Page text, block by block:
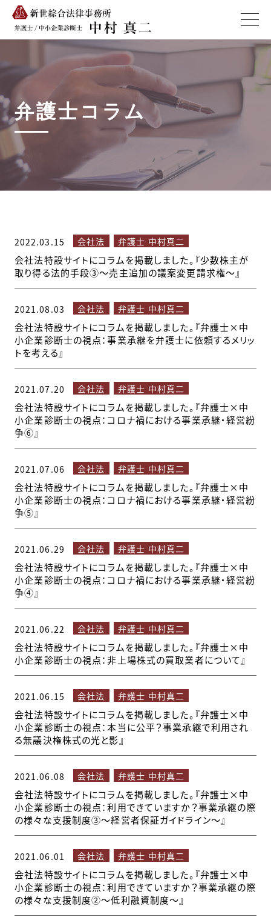
弁護士コラム
2022.03.15 会社法 弁護士 中村真二
会社法特設サイトにコラムを掲載しました。『少数株主が
取り得る法的手段③～売主追加の議案変更請求権～』
2021.08.03 会社法 弁護士 中村真二
会社法特設サイトにコラムを掲載しました。『弁護士×中
小企業診断士の視点：事業承継を弁護士に依頼するメリッ
トを考える』
2021.07.20 会社法 弁護士 中村真二
会社法特設サイトにコラムを掲載しました。『弁護士×中
小企業診断士の視点：コロナ禍における事業承継・経営紛
争⑥』
2021.07.06 会社法 弁護士 中村真二
会社法特設サイトにコラムを掲載しました。『弁護士×中
小企業診断士の視点：コロナ禍における事業承継・経営紛
争⑤』
2021.06.29 会社法 弁護士 中村真二
会社法特設サイトにコラムを掲載しました。『弁護士×中
小企業診断士の視点：コロナ禍における事業承継・経営紛
争④』
2021.06.22 会社法 弁護士 中村真二
会社法特設サイトにコラムを掲載しました。『弁護士×中
小企業診断士の視点：非上場株式の買取業者について』
2021.06.15 会社法 弁護士 中村真二
会社法特設サイトにコラムを掲載しました。『弁護士×中
小企業診断士の視点：本当に公平？事業承継で利用され
る無議決権株式の光と影』
2021.06.08 会社法 弁護士 中村真二
会社法特設サイトにコラムを掲載しました。『弁護士×中
小企業診断士の視点：利用できていますか？事業承継の際
の様々な支援制度③～経営者保証ガイドライン～』
2021.06.01 会社法 弁護士 中村真二
会社法特設サイトにコラムを掲載しました。『弁護士×中
小企業診断士の視点：利用できていますか？事業承継の際
の様々な支援制度②～低利融資制度～』